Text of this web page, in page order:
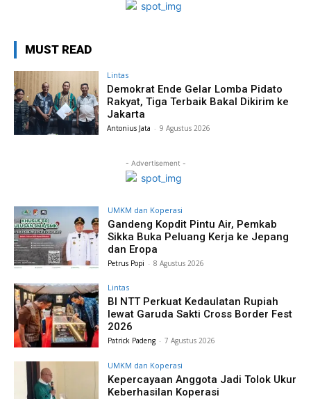
MUST READ
Lintas
Demokrat Ende Gelar Lomba Pidato
Rakyat, Tiga Terbaik Bakal Dikirim ke
Jakarta
Antonius Jata - 9 Agustus 2026
- Advertisement -
UMKM dan Koperasi
Gandeng Kopdit Pintu Air, Pemkab
Sikka Buka Peluang Kerja ke Jepang
dan Eropa
Petrus Popi - 8 Agustus 2026
Lintas
BI NTT Perkuat Kedaulatan Rupiah
lewat Garuda Sakti Cross Border Fest
2026
Patrick Padeng - 7 Agustus 2026
UMKM dan Koperasi
Kepercayaan Anggota Jadi Tolok Ukur
Keberhasilan Koperasi